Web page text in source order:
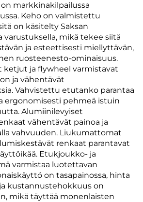
on markkinakilpailussa
Keho on valmistettu
on käsitelty Saksan
varustuksella, mikä tekee siitä
ja esteettisesti miellyttävän,
ruosteenesto-ominaisuus.
ja flywheel varmistavat
ja vähentävät
Vahvistettu etutanko parantaa
ergonomisesti pehmeä istuin
Alumiinilevyiset
vähentävät painoa ja
vahvuuden. Liukumattomat
renkaat parantavat
Etukjoukko- ja
varmistaa luotettavan
on tasapainossa, hinta
kustannustehokkuus on
mikä täyttää monenlaisten